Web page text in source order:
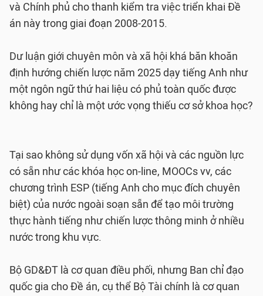
và Chính phủ cho thanh kiểm tra việc triển khai Đề
án này trong giai đoạn 2008-2015.
Dư luận giới chuyên môn và xã hội khá băn khoăn
định hướng chiến lược năm 2025 dạy tiếng Anh như
một ngôn ngữ thứ hai liệu có phủ toàn quốc được
không hay chỉ là một ước vọng thiếu cơ sở khoa học?
Tại sao không sử dụng vốn xã hội và các nguồn lực
có sẵn như các khóa học on-line, MOOCs vv, các
chương trình ESP (tiếng Anh cho mục đích chuyên
biệt) của nước ngoài soạn sẵn để tạo môi trường
thực hành tiếng như chiến lược thông minh ở nhiều
nước trong khu vực.
Bộ GD&ĐT là cơ quan điều phối, nhưng Ban chỉ đạo
quốc gia cho Đề án, cụ thể Bộ Tài chính là cơ quan